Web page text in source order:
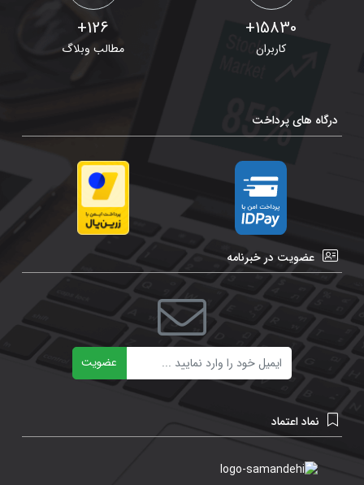
15830+
کاربران
126+
مطالب وبلاگ
درگاه های پرداخت
عضویت در خبرنامه
عضویت
نماد اعتماد